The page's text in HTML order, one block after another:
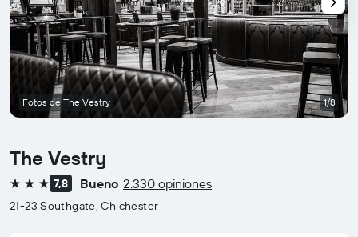
The Vestry
3 estrellas
7,8 Bueno 2.330 opiniones
21-23 Southgate, Chichester
Fotos de The Vestry 1/8